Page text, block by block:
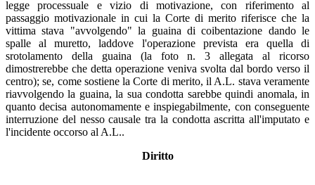
legge processuale e vizio di motivazione, con riferimento al
passaggio motivazionale in cui la Corte di merito riferisce che la
vittima stava "avvolgendo" la guaina di coibentazione dando le
spalle al muretto, laddove l'operazione prevista era quella di
srotolamento della guaina (la foto n. 3 allegata al ricorso
dimostrerebbe che detta operazione veniva svolta dal bordo verso il
centro); se, come sostiene la Corte di merito, il A.L. stava veramente
riavvolgendo la guaina, la sua condotta sarebbe quindi anomala, in
quanto decisa autonomamente e inspiegabilmente, con conseguente
interruzione del nesso causale tra la condotta ascritta all'imputato e
l'incidente occorso al A.L..
Diritto